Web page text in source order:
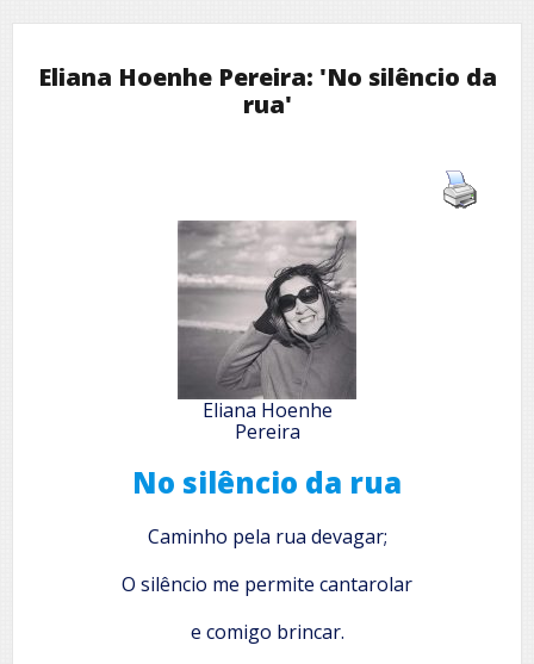
Eliana Hoenhe Pereira: 'No silêncio da
rua'
Eliana Hoenhe
Pereira
No silêncio da rua
Caminho pela rua devagar;
O silêncio me permite cantarolar
e comigo brincar.